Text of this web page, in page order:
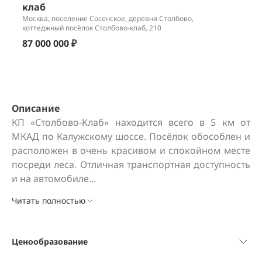
клаб
Москва, поселение Сосенское, деревня Столбово,
коттеджный посёлок Столбово-клаб, 210
87 000 000 ₽
Описание
КП «Столбово-Клаб» находится всего в 5 км от
МКАД по Калужскому шоссе. Посёлок обособлен и
расположен в очень красивом и спокойном месте
посреди леса. Отличная транспортная доступность
и на автомобиле...
Читать полностью
Ценообразование